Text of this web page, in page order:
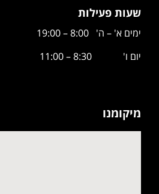
שעות פעילות
ימים א' – ה' 8:00 – 19:00
יום ו' 8:30 – 11:00
מיקומנו